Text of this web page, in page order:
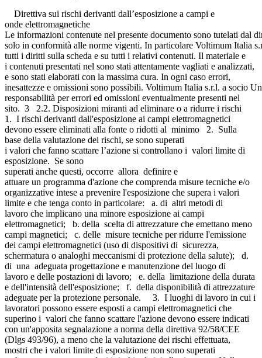
Direttiva sui rischi derivanti dall’esposizione a campi e
onde elettromagnetiche
Le informazioni contenute nel presente documento sono tutelati dal
solo in conformità alle norme vigenti. In particolare Voltimum Italia
tutti i diritti sulla scheda e su tutti i relativi contenuti. Il materiale e
i contenuti presentati nel sono stati attentamente vagliati e analizzati,
e sono stati elaborati con la massima cura. In ogni caso errori,
inesattezze e omissioni sono possibili. Voltimum Italia s.r.l. a socio
responsabilità per errori ed omissioni eventualmente presenti nel
sito. 3 2.2. Disposizioni miranti ad eliminare o a ridurre i rischi
1. I rischi derivanti dall'esposizione ai campi elettromagnetici
devono essere eliminati alla fonte o ridotti al minimo 2. Sulla
base della valutazione dei rischi, se sono superati
i valori che fanno scattare l’azione si controllano i valori limite di
esposizione. Se sono
superati anche questi, occorre allora definire e
attuare un programma d'azione che comprenda misure tecniche e/o
organizzative intese a prevenire l'esposizione che supera i valori
limite e che tenga conto in particolare: a. di altri metodi di
lavoro che implicano una minore esposizione ai campi
elettromagnetici; b. della scelta di attrezzature che emettano meno
campi magnetici; c. delle misure tecniche per ridurre l'emissione
dei campi elettromagnetici (uso di dispositivi di sicurezza,
schermatura o analoghi meccanismi di protezione della salute); d.
di una adeguata progettazione e manutenzione del luogo di
lavoro e delle postazioni di lavoro; e. della limitazione della durata
e dell'intensità dell'esposizione; f. della disponibilità di attrezzature
adeguate per la protezione personale. 3. I luoghi di lavoro in cui i
lavoratori possono essere esposti a campi elettromagnetici che
superino i valori che fanno scattare l'azione devono essere indicati
con un'apposita segnalazione a norma della direttiva 92/58/CEE
(Dlgs 493/96), a meno che la valutazione dei rischi effettuata,
mostri che i valori limite di esposizione non sono superati